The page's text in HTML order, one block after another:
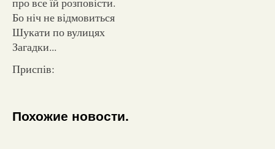
Бо ніч не відмовиться
Шукати по вулицях
Загадки...
Приспів:
Похожие новости.